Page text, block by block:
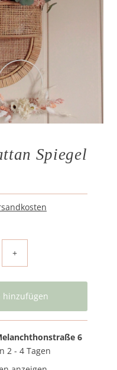
Spiegel
+
6
2 - 4 Tagen